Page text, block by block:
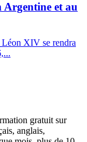
et au
Léon XIV se rendra
gratuit sur
anglais,